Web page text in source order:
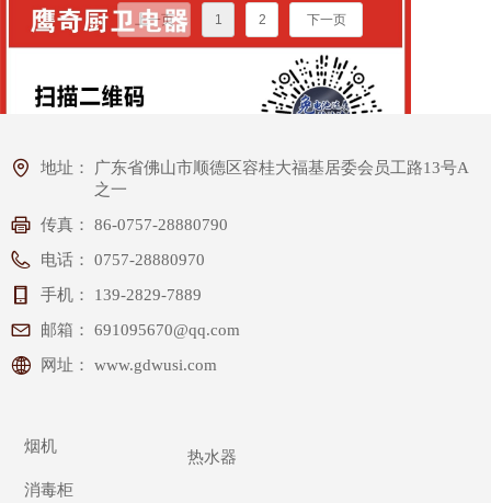
多项外观和结构专利；公司生产的电
风扇、家用燃气灶具、家用燃气热水
器、吸油烟机等产品均按照国家相关
政策要求全部通过了国家强制性产品
求。全心全意的为懂得生活的人们，
灶、热水器、消毒柜等精品厨卫电
器，创立"鹰奇" 品牌。
上一页 1 2 下一页
地址：
广东省佛山市顺德区容桂大福基居委会员工路13号A
之一
传真：
86-0757-28880790
电话：
0757-28880970
手机：
139-2829-7889
邮箱：
691095670@qq.com
网址：
www.gdwusi.com
烟机
消毒柜
热水器